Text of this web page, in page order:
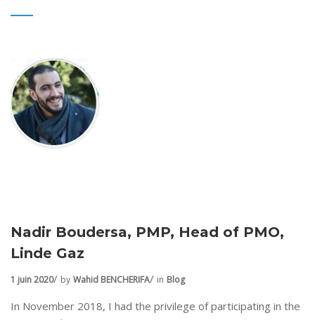
Nadir Boudersa, PMP, Head of PMO,
Linde Gaz
1 juin 2020 by Wahid BENCHERIFA in Blog
In November 2018, I had the privilege of participating in the